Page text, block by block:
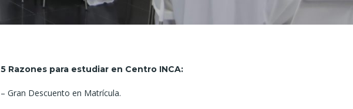
5 Razones para estudiar en Centro INCA:
– Gran Descuento en Matrícula.